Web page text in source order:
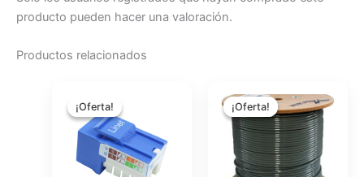
producto pueden hacer una valoración.
Productos relacionados
¡Oferta!
¡Oferta!
precio
original
era:
$1.75.
es:
$1.43.
¡Oferta!
¡Oferta!precio
original
era:
$183.66.
precio
actual
es:
$150.08.